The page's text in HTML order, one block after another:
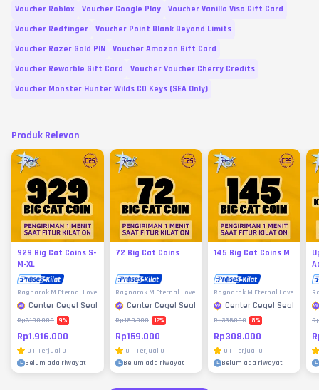
Voucher Roblox Voucher Google Play
Voucher Vanilla Visa Gift Card
Voucher Redfinger
Voucher Point Blank Beyond Limits
Voucher Razer Gold PIN
Voucher Amazon Gift Card
Voucher Rewarble Gift Card
Voucher Voucher Cherry Credits
Voucher Monster Hunter Wilds CD Keys (SEA Only)
Produk Relevan
929 Big Cat Coins S-
M-XL
Ragnarok M Eternal Love
Center Cegel Seal
Rp2.100.000 9%
Rp1.916.000
0 | Terjual 0
Belum ada riwayat
72 Big Cat Coins
Ragnarok M Eternal Love
Center Cegel Seal
Rp180.000 12%
Rp159.000
0 | Terjual 0
Belum ada riwayat
145 Big Cat Coins M
Ragnarok M Eternal Love
Center Cegel Seal
Rp335.000 8%
Rp308.000
0 | Terjual 0
Belum ada riwayat